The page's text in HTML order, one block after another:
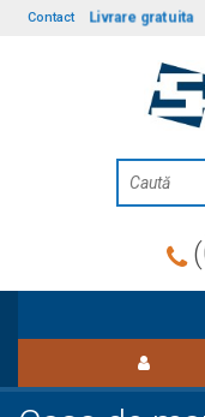
Contact Livrare gratuita